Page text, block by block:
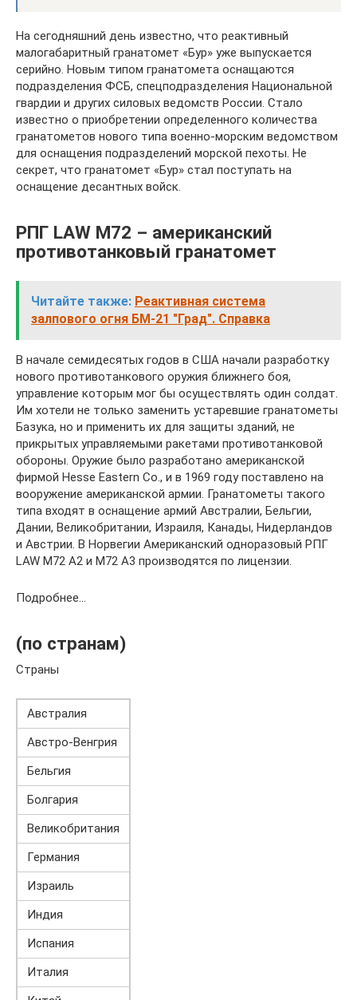
На сегодняшний день известно, что реактивный
малогабаритный гранатомет «Бур» уже выпускается
серийно. Новым типом гранатомета оснащаются
подразделения ФСБ, спецподразделения Национальной
гвардии и других силовых ведомств России. Стало
известно о приобретении определенного количества
гранатометов нового типа военно-морским ведомством
для оснащения подразделений морской пехоты. Не
секрет, что гранатомет «Бур» стал поступать на
оснащение десантных войск.
РПГ LAW M72 – американский
противотанковый гранатомет
Читайте также: Реактивная система
залпового огня БM‑21 "Град". Справка
В начале семидесятых годов в США начали разработку
нового противотанкового оружия ближнего боя,
управление которым мог бы осуществлять один солдат.
Им хотели не только заменить устаревшие гранатометы
Базука, но и применить их для защиты зданий, не
прикрытых управляемыми ракетами противотанковой
обороны. Оружие было разработано американской
фирмой Hesse Eastern Co., и в 1969 году поставлено на
вооружение американской армии. Гранатометы такого
типа входят в оснащение армий Австралии, Бельгии,
Дании, Великобритании, Израиля, Канады, Нидерландов
и Австрии. В Норвегии Американский одноразовый РПГ
LAW M72 А2 и М72 А3 производятся по лицензии.
Подробнее…
(по странам)
Страны
Австралия
Австро-Венгрия
Бельгия
Болгария
Великобритания
Германия
Израиль
Индия
Испания
Италия